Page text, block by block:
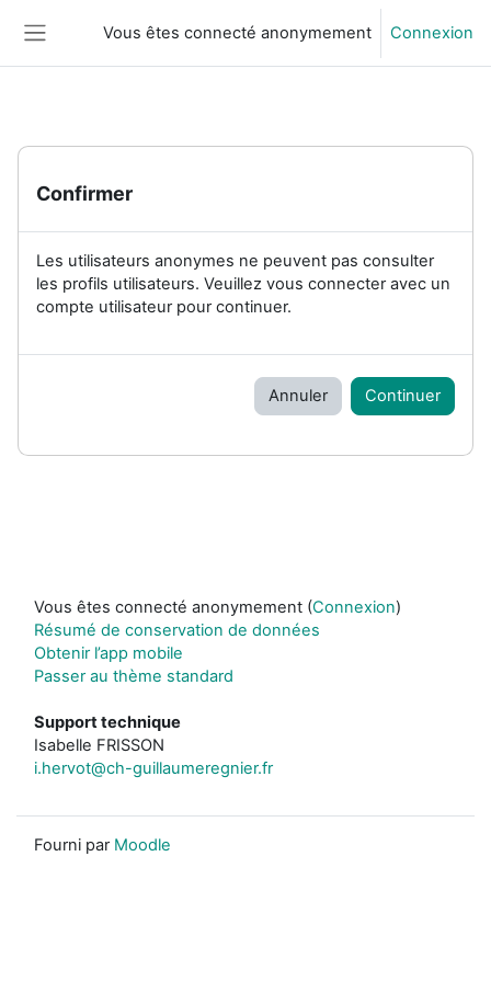
Vous êtes connecté anonymement Connexion
Confirmer
Les utilisateurs anonymes ne peuvent pas consulter
les profils utilisateurs. Veuillez vous connecter avec un
compte utilisateur pour continuer.
Annuler Continuer
Vous êtes connecté anonymement (Connexion)
Résumé de conservation de données
Obtenir l’app mobile
Passer au thème standard
Support technique
Isabelle FRISSON
i.hervot@ch-guillaumeregnier.fr
Fourni par Moodle